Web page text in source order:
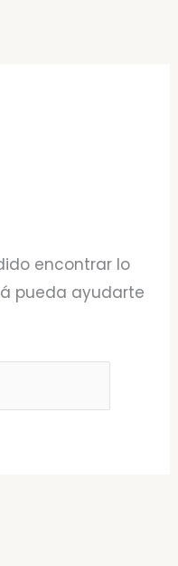
encontrar lo
pueda ayudarte